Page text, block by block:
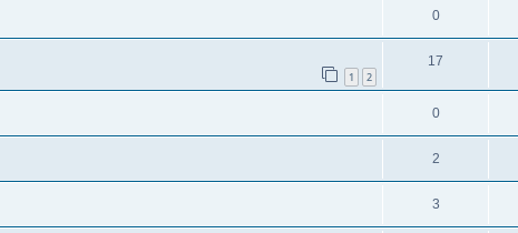
0
1 2
17
0
2
3